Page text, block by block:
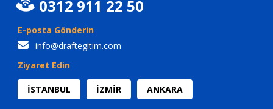
0312 911 22 50
E-posta Gönderin
info@draftegitim.com
Ziyaret Edin
İSTANBUL İZMİR ANKARA